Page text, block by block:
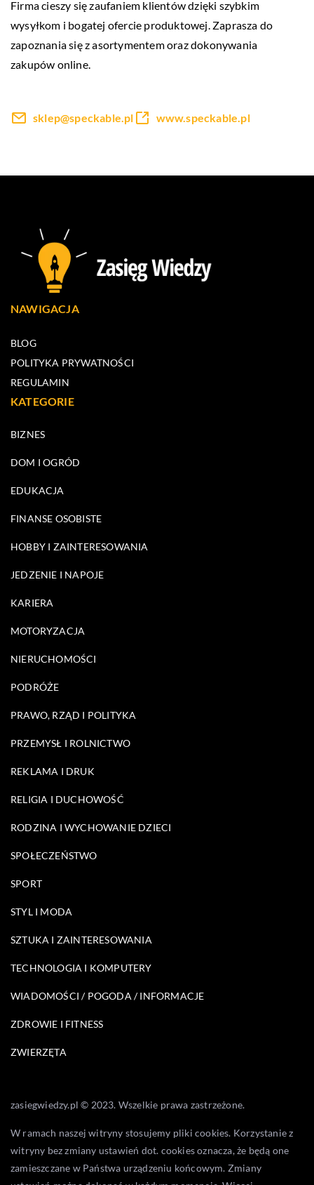
Firma cieszy się zaufaniem klientów dzięki szybkim
wysyłkom i bogatej ofercie produktowej. Zaprasza do
zapoznania się z asortymentem oraz dokonywania
zakupów online.
sklep@speckable.pl www.speckable.pl
NAWIGACJA
BLOG
POLITYKA PRYWATNOŚCI
REGULAMIN
KATEGORIE
BIZNES
DOM I OGRÓD
EDUKACJA
FINANSE OSOBISTE
HOBBY I ZAINTERESOWANIA
JEDZENIE I NAPOJE
KARIERA
MOTORYZACJA
NIERUCHOMOŚCI
PODRÓŻE
PRAWO, RZĄD I POLITYKA
PRZEMYSŁ I ROLNICTWO
REKLAMA I DRUK
RELIGIA I DUCHOWOŚĆ
RODZINA I WYCHOWANIE DZIECI
SPOŁECZEŃSTWO
SPORT
STYL I MODA
SZTUKA I ZAINTERESOWANIA
TECHNOLOGIA I KOMPUTERY
WIADOMOŚCI / POGODA / INFORMACJE
ZDROWIE I FITNESS
ZWIERZĘTA
zasiegwiedzy.pl © 2023. Wszelkie prawa zastrzeżone.
W ramach naszej witryny stosujemy pliki cookies. Korzystanie z
witryny bez zmiany ustawień dot. cookies oznacza, że będą one
zamieszczane w Państwa urządzeniu końcowym. Zmiany